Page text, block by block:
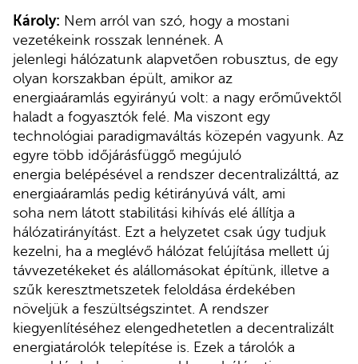
Károly: Nem arról van szó, hogy a mostani
vezetékeink rosszak lennének. A
jelenlegi hálózatunk alapvetően robusztus, de egy
olyan korszakban épült, amikor az
energiaáramlás egyirányú volt: a nagy erőművektől
haladt a fogyasztók felé. Ma viszont egy
technológiai paradigmaváltás közepén vagyunk. Az
egyre több időjárásfüggő megújuló
energia belépésével a rendszer decentralizálttá, az
energiaáramlás pedig kétirányúvá vált, ami
soha nem látott stabilitási kihívás elé állítja a
hálózatirányítást. Ezt a helyzetet csak úgy tudjuk
kezelni, ha a meglévő hálózat felújítása mellett új
távvezetékeket és alállomásokat építünk, illetve a
szűk keresztmetszetek feloldása érdekében
növeljük a feszültségszintet. A rendszer
kiegyenlítéséhez elengedhetetlen a decentralizált
energiatárolók telepítése is. Ezek a tárolók a